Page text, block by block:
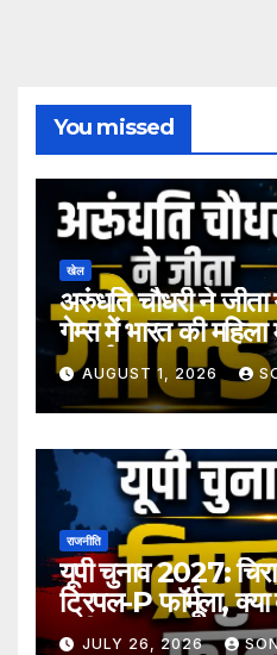
You missed
खेल
अरुंधति चौधरी ने
गेम्स में भारत की
प्रदर्शन
AUGUST 1, 2026
राजनीति
यूपी चुनाव 2027:
ट्रिपल-P फॉर्मूला, क्या
समीकरण?
JULY 26, 2026